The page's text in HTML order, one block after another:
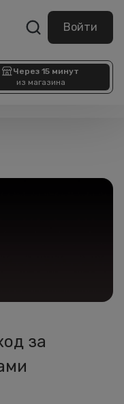
Войти
Через 15 минут
из магазина
за